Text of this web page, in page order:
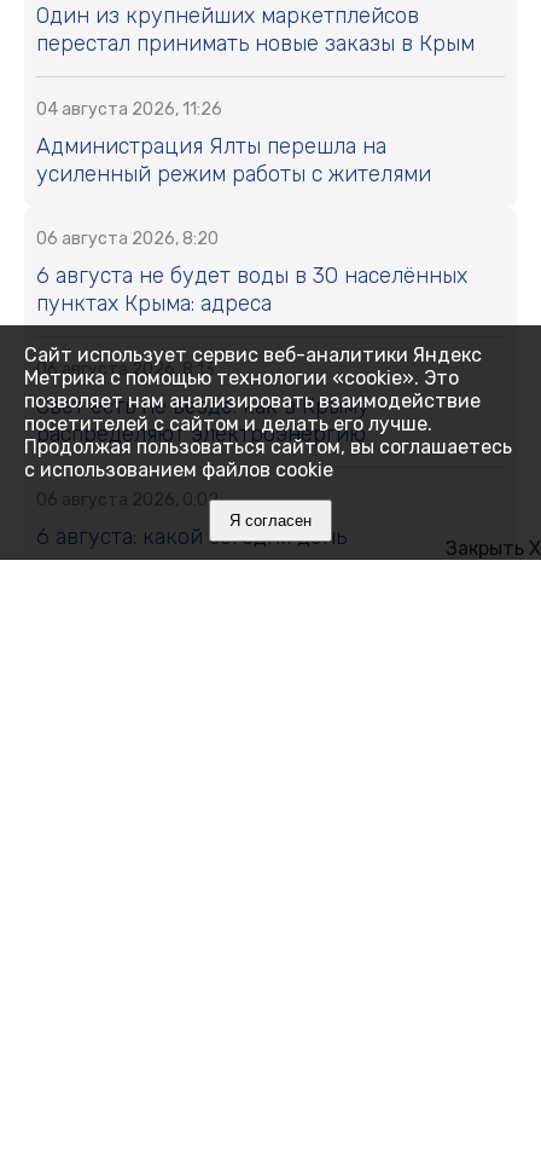
Один из крупнейших маркетплейсов
перестал принимать новые заказы в Крым
04 августа 2026, 11:26
Администрация Ялты перешла на
усиленный режим работы с жителями
06 августа 2026, 8:20
6 августа не будет воды в 30 населённых
пунктах Крыма: адреса
06 августа 2026, 8:13
Свет есть не везде: как в Крыму
распределяют электроэнергию
06 августа 2026, 0:02
6 августа: какой сегодня день Закрыть X
Сайт использует сервис веб-аналитики Яндекс
Метрика с помощью технологии «cookie». Это
позволяет нам анализировать взаимодействие
посетителей с сайтом и делать его лучше.
Продолжая пользоваться сайтом, вы соглашаетесь
с использованием файлов cookie
Я согласен